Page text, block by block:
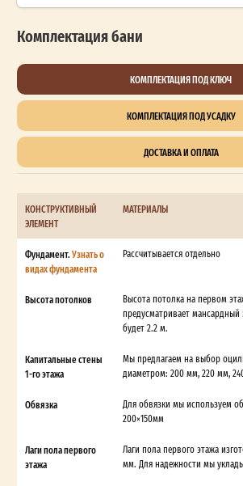
Комплектация бани
КОМПЛЕКТАЦИЯ ПОД КЛЮЧ
КОМПЛЕКТАЦИЯ ПОД УСАДКУ
ДОСТАВКА И ОПЛАТА
КОНСТРУКТИВНЫЙ
ЭЛЕМЕНТ
МАТЕРИАЛЫ
Фундамент.Узнать о
видах фундамента
Рассчитывается отдельно
Высота потолков
Высота потолка на первом
предусматривает мансардный
будет 2.2 м.
Капитальные стены
1-го этажа
Мы предлагаем на выбор
диаметром: 200 мм, 220 мм,
Обвязка
Для обвязки мы используем
200×150мм
Лаги пола первого
этажа
Лаги пола первого этажа
мм. Для надежности мы